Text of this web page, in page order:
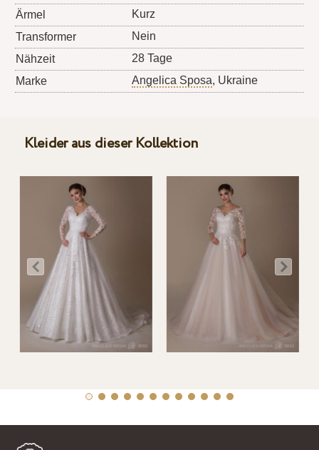
Ärmel
Kurz
Transformer
Nein
Nähzeit
28 Tage
Marke
Angelica Sposa, Ukraine
Kleider aus dieser Kollektion